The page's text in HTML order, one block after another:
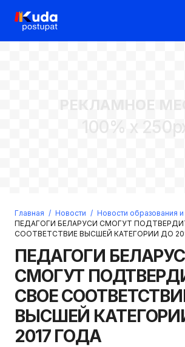
Войти
Прислать пароль
РЕКЛАМНОЕ
100% x
Главная / Новости / Новости образования и
ПЕДАГОГИ БЕЛАРУСИ СМОГУТ
СООТВЕТСТВИЕ ВЫСШЕЙ КАТЕГОРИИ ДО
ПЕДАГОГИ
СМОГУТ
СВОЕ
ВЫСШЕЙ
2017 ГОДА